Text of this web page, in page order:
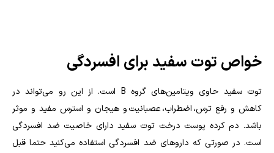
خواص توت سفید برای افسردگی
توت سفید حاوی ویتامین‌های گروه B است. از این رو می‌تواند در
کاهش و رفع ترس، اضطراب، عصبانیت و هیجان و استرس مفید و موثر
باشد. دم کرده پوست درخت توت سفید دارای خاصیت ضد افسردگی
است. در صورتی که داروهای ضد افسردگی استفاده می‌کنید حتما قبل